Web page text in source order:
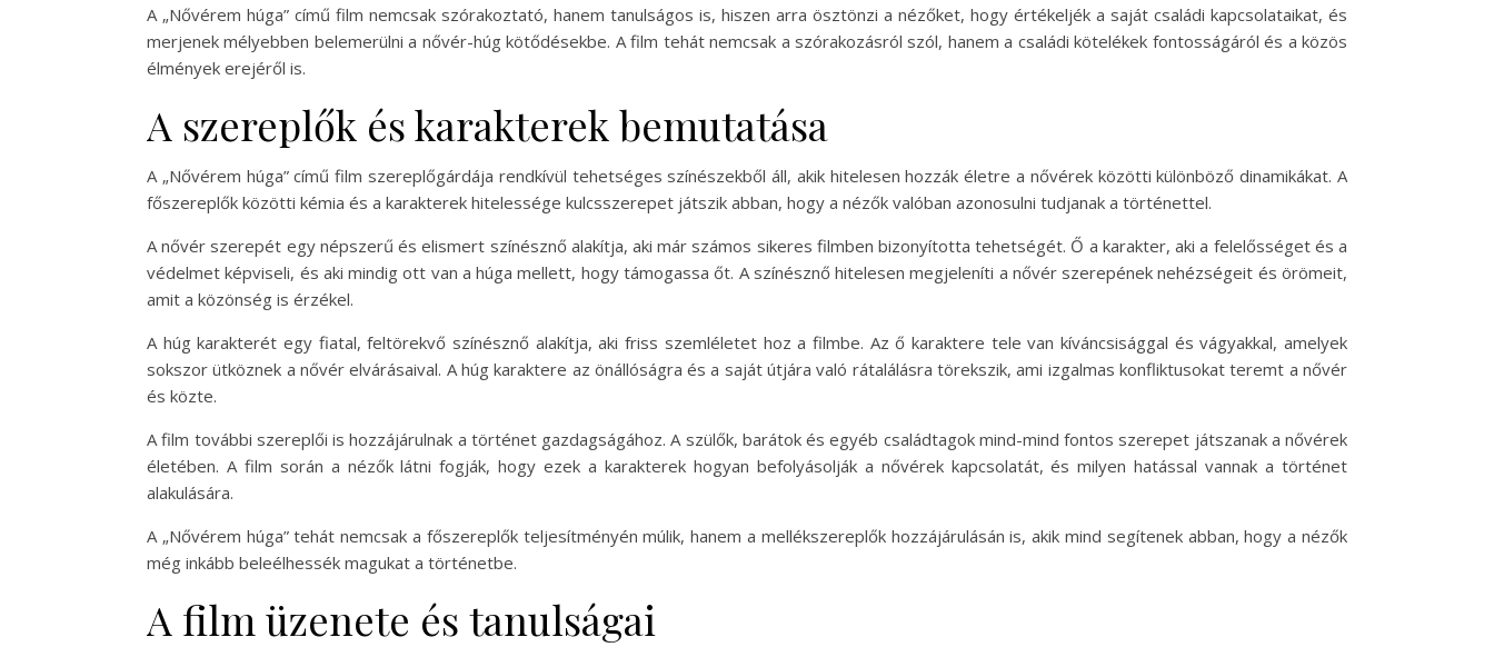
A „Nővérem húga” című film nemcsak szórakoztató, hanem tanulságos is, hiszen arra ösztönzi a nézőket, hogy értékeljék a saját családi kapcsolataikat, és
merjenek mélyebben belemerülni a nővér-húg kötődésekbe. A film tehát nemcsak a szórakozásról szól, hanem a családi kötelékek fontosságáról és a közös
élmények erejéről is.
A szereplők és karakterek bemutatása
A „Nővérem húga” című film szereplőgárdája rendkívül tehetséges színészekből áll, akik hitelesen hozzák életre a nővérek közötti különböző dinamikákat. A
főszereplők közötti kémia és a karakterek hitelessége kulcsszerepet játszik abban, hogy a nézők valóban azonosulni tudjanak a történettel.
A nővér szerepét egy népszerű és elismert színésznő alakítja, aki már számos sikeres filmben bizonyította tehetségét. Ő a karakter, aki a felelősséget és a
védelmet képviseli, és aki mindig ott van a húga mellett, hogy támogassa őt. A színésznő hitelesen megjeleníti a nővér szerepének nehézségeit és örömeit,
amit a közönség is érzékel.
A húg karakterét egy fiatal, feltörekvő színésznő alakítja, aki friss szemléletet hoz a filmbe. Az ő karaktere tele van kíváncsisággal és vágyakkal, amelyek
sokszor ütköznek a nővér elvárásaival. A húg karaktere az önállóságra és a saját útjára való rátalálásra törekszik, ami izgalmas konfliktusokat teremt a nővér
és közte.
A film további szereplői is hozzájárulnak a történet gazdagságához. A szülők, barátok és egyéb családtagok mind-mind fontos szerepet játszanak a nővérek
életében. A film során a nézők látni fogják, hogy ezek a karakterek hogyan befolyásolják a nővérek kapcsolatát, és milyen hatással vannak a történet
alakulására.
A „Nővérem húga” tehát nemcsak a főszereplők teljesítményén múlik, hanem a mellékszereplők hozzájárulásán is, akik mind segítenek abban, hogy a nézők
még inkább beleélhessék magukat a történetbe.
A film üzenete és tanulságai